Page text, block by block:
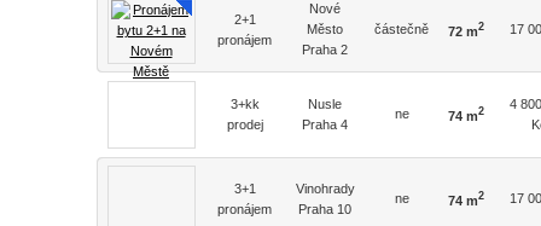
2+1
pronájem
Nové
Město
Praha 2
částečně 72 m2 17
3+kk
prodej
Nusle
Praha 4
ne 74 m2
4
3+1
pronájem
Vinohrady
Praha 10
ne 74 m2 17